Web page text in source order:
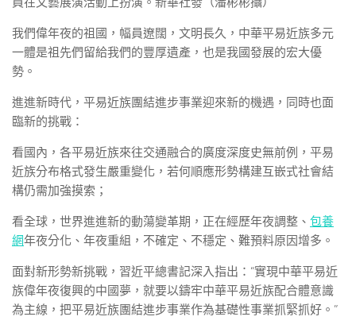
我們偉年夜的祖國，幅員遼闊，文明長久，中華平易近族多元
一體是祖先們留給我們的豐厚遺產，也是我國發展的宏大優
勢。
進進新時代，平易近族團結進步事業迎來新的機遇，同時也面
臨新的挑戰：
看國內，各平易近族來往交通融合的廣度深度史無前例，平易
近族分布格式發生嚴重變化，若何順應形勢構建互嵌式社會結
構仍需加強摸索；
看全球，世界進進新的動蕩變革期，正在經歷年夜調整、 包養
網年夜分化、年夜重組，不確定、不穩定、難預料原因增多。
面對新形勢新挑戰，習近平總書記深入指出：“實現中華平易近
族偉年夜復興的中國夢，就要以鑄牢中華平易近族配合體意識
為主線，把平易近族團結進步事業作為基礎性事業抓緊抓好。”